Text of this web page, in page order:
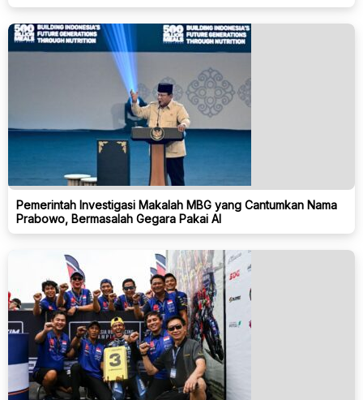
Pemerintah Investigasi Makalah MBG yang Cantumkan Nama
Prabowo, Bermasalah Gegara Pakai AI